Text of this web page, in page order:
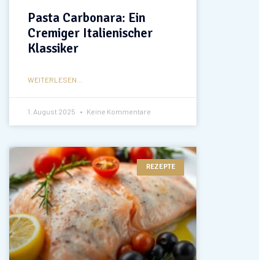
Pasta Carbonara: Ein
Cremiger Italienischer
Klassiker
WEITERLESEN...
1. August 2025 Keine Kommentare
REZEPTE